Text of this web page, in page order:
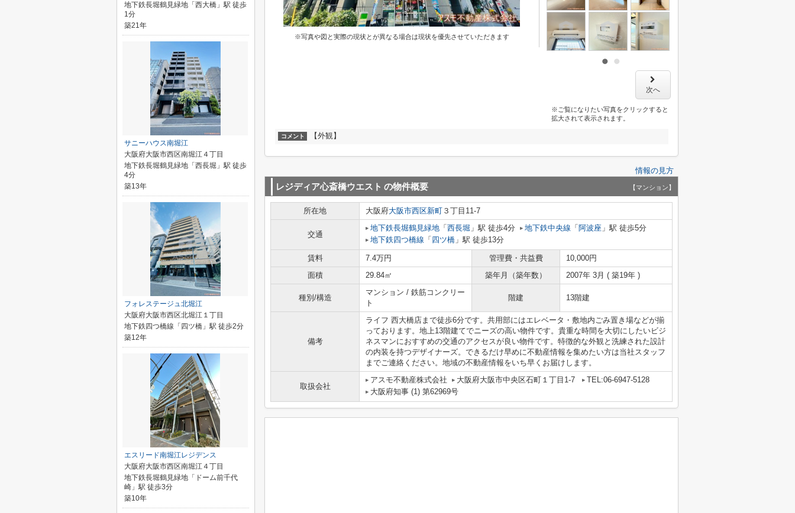
※写真や図と実際の現状とが異なる場合は現状を優先させていただきます
次へ
※ご覧になりたい写真をクリックすると
拡大されて表示されます。
コメント 【外観】
情報の見方
レジディア心斎橋ウエスト の物件概要 【マンション】
所在地 大阪府大阪市西区新町 ３丁目11-7
交通
地下鉄長堀鶴見緑地 「 西長堀 」駅 徒歩4分 地下鉄中央線 「 阿波座 」駅 徒歩5分
地下鉄四つ橋線 「 四ツ橋 」駅 徒歩13分
賃料 7.4万円 管理費・共益費
10,000円
面積
29.84㎡ 築年月（築年数） 2007年 3月 ( 築19年 )
種別/構造
マンション / 鉄筋コンクリー
ト
階建 13階建
備考
ライフ 西大橋店まで徒歩6分です。共用部にはエレベータ・敷地内ごみ置き場などが揃
っております。地上13階建てでニーズの高い物件です。貴重な時間を大切にしたいビジ
ネスマンにおすすめの交通のアクセスが良い物件です。特徴的な外観と洗練された設計
の内装を持つデザイナーズ。できるだけ早めに不動産情報を集めたい方は当社スタッフ
までご連絡ください。地域の不動産情報をいち早くお届けします。
取扱会社
アスモ不動産株式会社 大阪府大阪市中央区石町１丁目1-7
TEL:06-6947-5128
大阪府知事 (1) 第62969号
地下鉄長堀鶴見緑地「西大橋」駅 徒歩
1分
築21年
サニーハウス南堀江
大阪府大阪市西区南堀江４丁目
地下鉄長堀鶴見緑地「西長堀」駅 徒歩
4分
築13年
フォレステージュ北堀江
大阪府大阪市西区北堀江１丁目
地下鉄四つ橋線「四ツ橋」駅 徒歩2分
築12年
エスリード南堀江レジデンス
大阪府大阪市西区南堀江４丁目
地下鉄長堀鶴見緑地「ドーム前千代
崎」駅 徒歩3分
築10年